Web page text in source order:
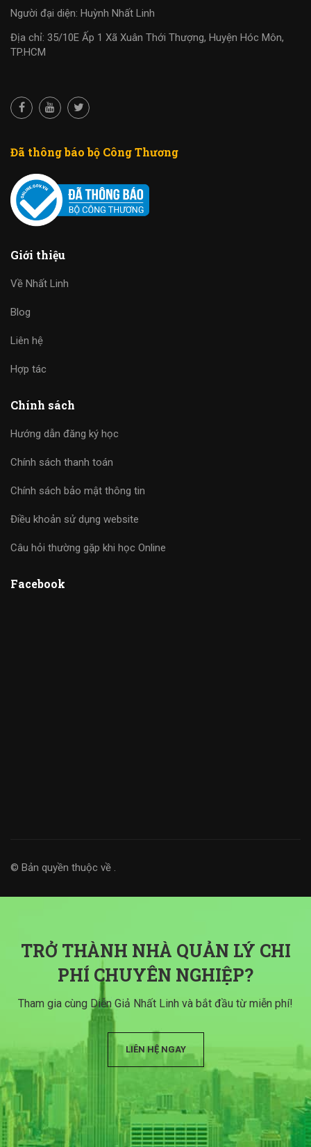
Người đại diện: Huỳnh Nhất Linh
Địa chỉ: 35/10E Ấp 1 Xã Xuân Thới Thượng, Huyện Hóc Môn,
TP.HCM
Đã thông báo bộ Công Thương
Giới thiệu
Về Nhất Linh
Blog
Liên hệ
Hợp tác
Chính sách
Hướng dẫn đăng ký học
Chính sách thanh toán
Chính sách bảo mật thông tin
Điều khoản sử dụng website
Câu hỏi thường gặp khi học Online
Facebook
© Bản quyền thuộc về .
TRỞ THÀNH NHÀ QUẢN LÝ CHI
PHÍ CHUYÊN NGHIỆP?
Tham gia cùng Diễn Giả Nhất Linh và bắt đầu từ miễn phí!
LIÊN HỆ NGAY